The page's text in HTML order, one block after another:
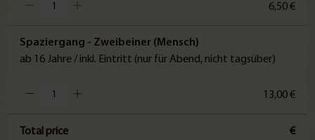
6,50 €
Spaziergang - Zweibeiner (Mensch)
ab 16 Jahre / inkl. Eintritt (nur für Abend, nicht tagsüber)
13,00 €
Total price €